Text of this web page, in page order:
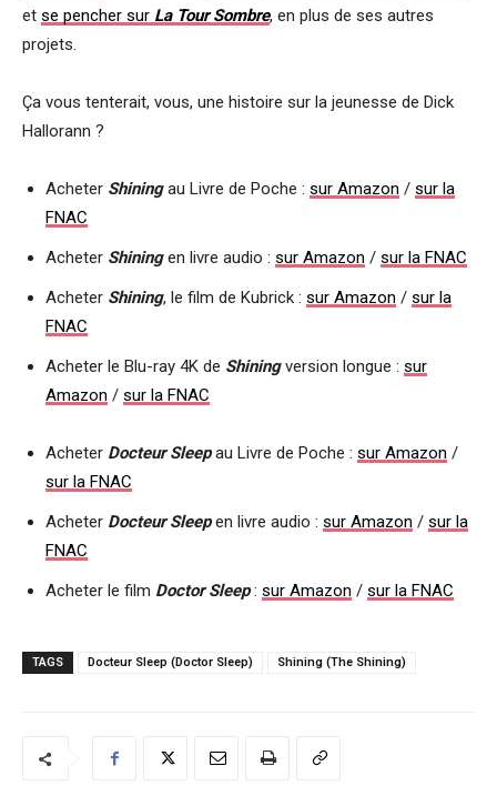
et se pencher sur La Tour Sombre, en plus de ses autres
projets.
Ça vous tenterait, vous, une histoire sur la jeunesse de Dick
Hallorann ?
Acheter Shiningau Livre de Poche : sur Amazon / sur la
FNAC
Acheter Shiningen livre audio : sur Amazon / sur la FNAC
Acheter Shining, le film de Kubrick : sur Amazon / sur la
FNAC
Acheter le Blu-ray 4K de Shiningversion longue : sur
Amazon / sur la FNAC
Acheter Docteur Sleepau Livre de Poche : sur Amazon /
sur la FNAC
Acheter Docteur Sleepen livre audio : sur Amazon / sur la
FNAC
Acheter le film Doctor Sleep: sur Amazon / sur la FNAC
TAGS Docteur Sleep (Doctor Sleep) Shining (The Shining)